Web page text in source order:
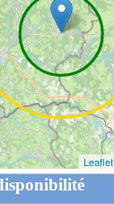
Leaflet